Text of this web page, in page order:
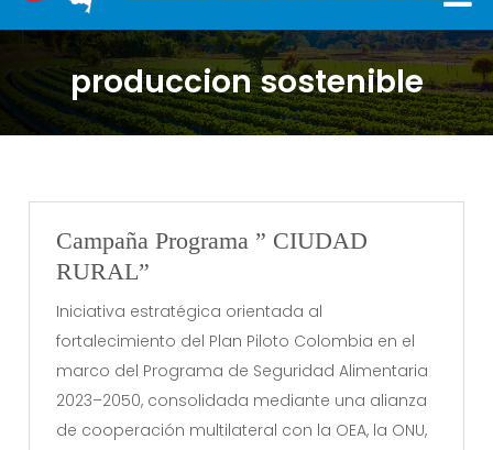
produccion sostenible
Campaña Programa ” CIUDAD
RURAL”
Iniciativa estratégica orientada al
fortalecimiento del Plan Piloto Colombia en el
marco del Programa de Seguridad Alimentaria
2023–2050, consolidada mediante una alianza
de cooperación multilateral con la OEA, la ONU,